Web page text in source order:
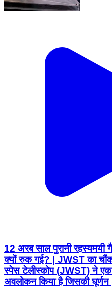
12 अरब साल पुरानी
क्यों रुक गई? | JWST का
स्पेस टेलीस्कोप (JWST) ने एक
अवलोकन किया है जिसकी घूर्णन